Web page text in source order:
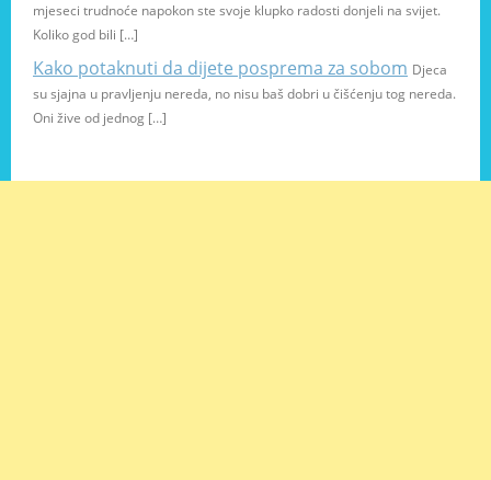
mjeseci trudnoće napokon ste svoje klupko radosti donjeli na svijet.
Koliko god bili […]
Kako potaknuti da dijete posprema za sobom Djeca
su sjajna u pravljenju nereda, no nisu baš dobri u čišćenju tog nereda.
Oni žive od jednog […]